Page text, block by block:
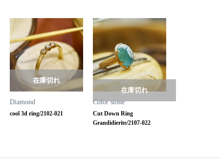
Diamond
cool 3d ring/2102-021
在庫切れ
Color stone
Cut Down Ring
Grandidierite/2107-022
在庫切れ